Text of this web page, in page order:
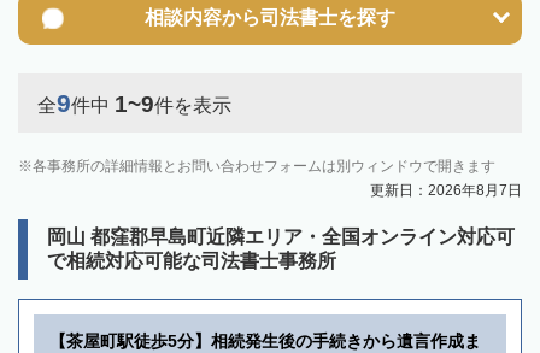
相談内容から司法書士を探す
全9件中 1~9件を表示
各事務所の詳細情報とお問い合わせフォームは別ウィンドウで開きます
更新日：2026年8月7日
岡山 都窪郡早島町近隣エリア・全国オンライン対応可
で相続対応可能な司法書士事務所
【茶屋町駅徒歩5分】相続発生後の手続きから遺言作成ま